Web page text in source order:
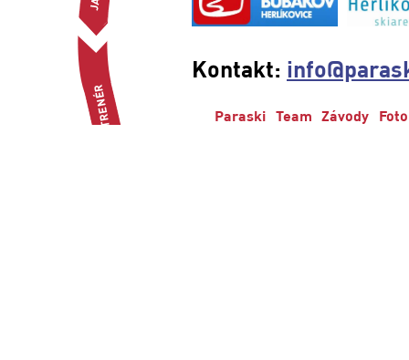
Kontakt:
Paraski Team Závody Foto